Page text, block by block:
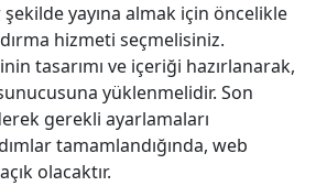
şekilde yayına almak için öncelikle
hizmeti seçmelisiniz.
tasarımı ve içeriği hazırlanarak,
yüklenmelidir. Son
gerekli ayarlamaları
tamamlandığında, web
olacaktır.